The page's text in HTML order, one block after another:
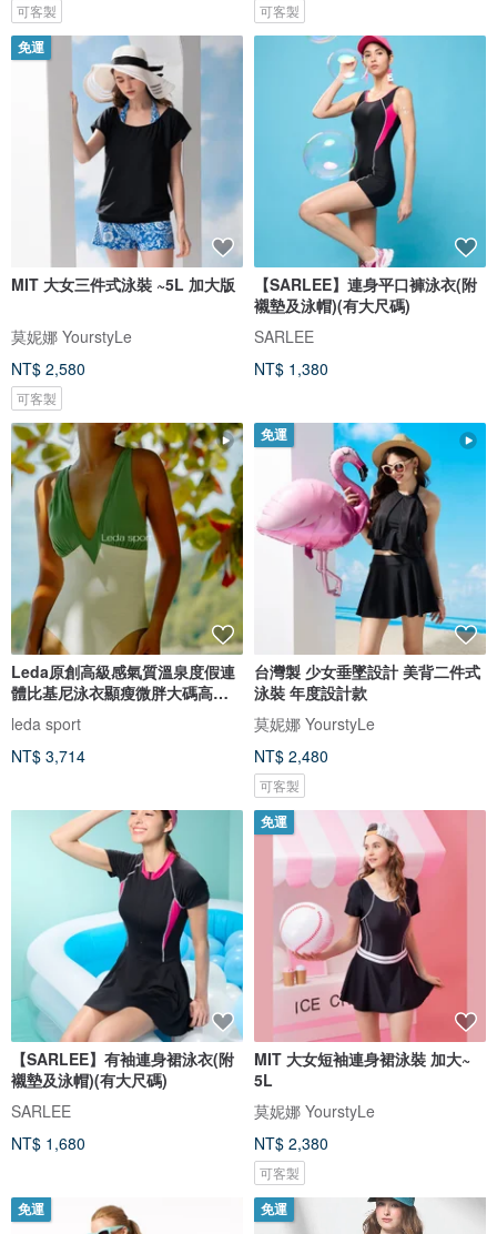
可客製 可客製
免運
MIT 大女三件式泳裝 ~5L 加大版
莫妮娜 YourstyLe
NT$ 2,580
可客製
【SARLEE】連身平口褲泳衣(附
襯墊及泳帽)(有大尺碼)
SARLEE
NT$ 1,380
Leda原創高級感氣質溫泉度假連
體比基尼泳衣顯瘦微胖大碼高開
衩女
leda sport
NT$ 3,714
免運
台灣製 少女垂墜設計 美背二件式
泳裝 年度設計款
莫妮娜 YourstyLe
NT$ 2,480
可客製
【SARLEE】有袖連身裙泳衣(附
襯墊及泳帽)(有大尺碼)
SARLEE
NT$ 1,680
免運
MIT 大女短袖連身裙泳裝 加大~
5L
莫妮娜 YourstyLe
NT$ 2,380
可客製
免運 免運